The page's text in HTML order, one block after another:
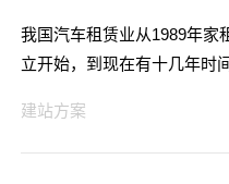
我国汽车租赁业从1989年家
立开始，到现在有十几年时
方便条件。汽车租赁行业发
个朝阳行业。 由于互联网
建站方案